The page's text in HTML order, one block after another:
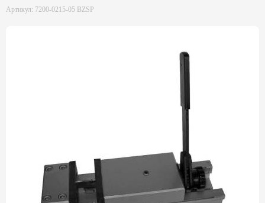
Артикул: 7200-0215-05 BZSP